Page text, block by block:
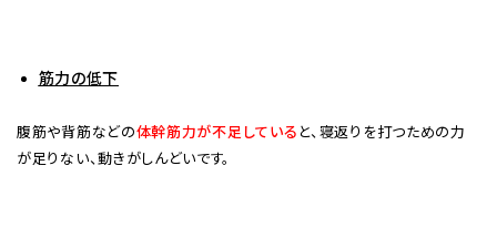
筋力の低下
腹筋や背筋などの体幹筋力が不足している と、寝返りを打つための力
が足りない、動きがしんどいです。